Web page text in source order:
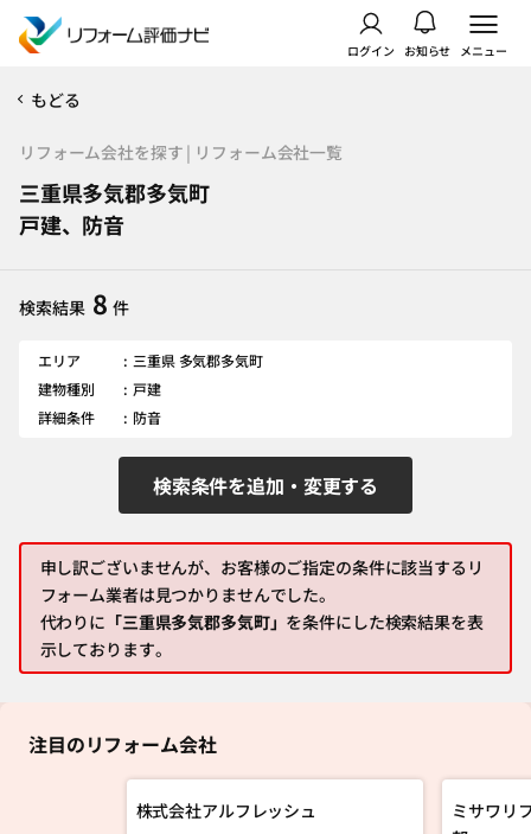
ログイン お知らせ メニュー
もどる
リフォーム会社を探す | リフォーム会社一覧
三重県多気郡多気町
戸建、防音
検索結果 8 件
エリア
三重県 多気郡多気町
建物種別
戸建
詳細条件
防音
検索条件を追加・変更する
申し訳ございませんが、お客様のご指定の条件に該当するリ
フォーム業者は見つかりませんでした。
代わりに 「三重県多気郡多気町」 を条件にした検索結果を表
示しております。
注目のリフォーム会社
株式会社アルフレッシュ
ミサワリ